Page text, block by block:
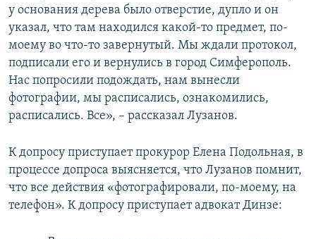
у основания дерева было отверстие, дупло и он
указал, что там находился какой-то предмет, по-
моему во что-то завернутый. Мы ждали протокол,
подписали его и вернулись в город Симферополь.
Нас попросили подождать, нам вынесли
фотографии, мы расписались, ознакомились,
расписались. Все», – рассказал Лузанов.
К допросу приступает прокурор Елена Подольная, в
процессе допроса выясняется, что Лузанов помнит,
что все действия «фотографировали, по-моему, на
телефон». К допросу приступает адвокат Динзе: